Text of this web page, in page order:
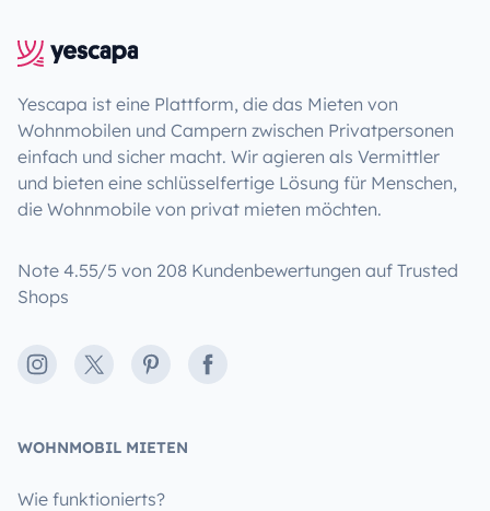
Yescapa ist eine Plattform, die das Mieten von
Wohnmobilen und Campern zwischen Privatpersonen
einfach und sicher macht. Wir agieren als Vermittler
und bieten eine schlüsselfertige Lösung für Menschen,
die Wohnmobile von privat mieten möchten.
Note 4.55/5 von 208 Kundenbewertungen auf Trusted
Shops
Instagram
X PinterestFacebook
WOHNMOBIL MIETEN
Wie funktionierts?